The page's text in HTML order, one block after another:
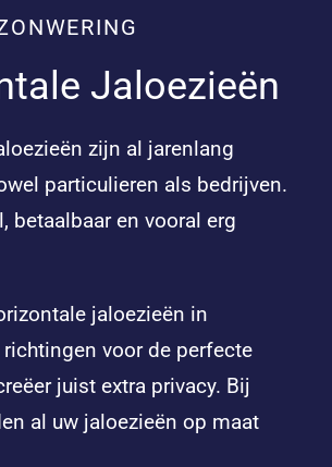
Jaloezieën
zijn al jarenlang
particulieren als bedrijven.
betaalbaar en vooral erg
jaloezieën in
voor de perfecte
juist extra privacy. Bij
al uw jaloezieën op maat